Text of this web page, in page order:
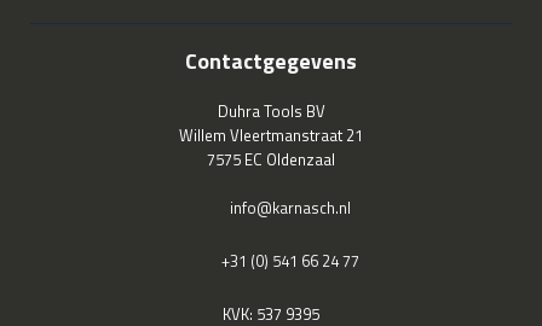
Contactgegevens
Duhra Tools BV
Willem Vleertmanstraat 21
7575 EC Oldenzaal
info@karnasch.nl
+31 (0) 541 66 24 77
KVK: 537 9395